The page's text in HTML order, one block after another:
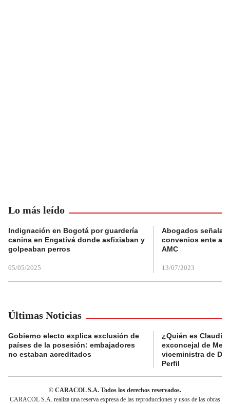
Lo más leído
Indignación en Bogotá por guardería
canina en Engativá donde asfixiaban y
golpeaban perros
05/05/2025
Abogados
convenios ente
AMC
13/07/2023
Últimas Noticias
Gobierno electo explica exclusión de
países de la posesión: embajadores
no estaban acreditados
¿Quién es Claudia
exconcejal de
viceministra de
Perfil
© CARACOL S.A. Todos los derechos reservados.
CARACOL S.A. realiza una reserva expresa de las reproducciones y usos de las obras